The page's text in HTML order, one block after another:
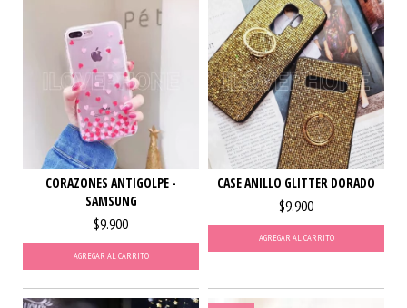
CORAZONES ANTIGOLPE -
SAMSUNG
$9.900
AGREGAR AL CARRITO
CASE ANILLO GLITTER DORADO
$9.900
AGREGAR AL CARRITO